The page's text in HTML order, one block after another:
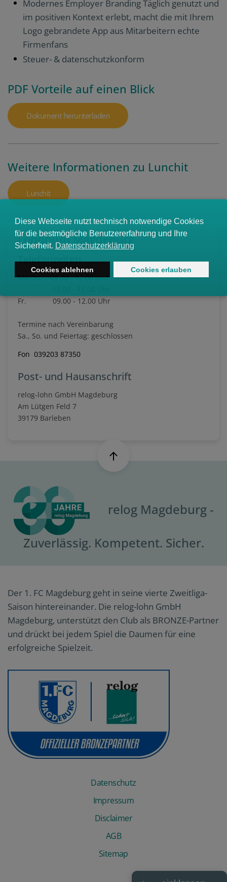
Modernes Employer Branding Täglich genutzt und
im positiven Kontext erlebt, macht die mit Ihrem
Logo gebrandete App aus Mitarbeitern echte
Firmenfans
Steuer- & datenschutzkonform
PDF Vorteile auf einen Blick
Dokument herunterladen
Weitere Informationen zu Lunchit
Lunchit
Lohnbüro Magdeburg
Telefonzeiten
Mo-Do. 09.00 - 12.00 und
Fr. 09.00 - 12.00 Uhr
Termine nach Vereinbarung
Sa., So. und Feiertag: geschlossen
Fon 039203 87350
Post- und Hausanschrift
relog-lohn GmbH Magdeburg
Am Lütgen Feld 7
39179 Barleben
relog Magdeburg -
Zuverlässig. Kompetent. Sicher.
Der 1. FC Magdeburg geht in seine vierte Zweitliga-
Saison hintereinander. Die relog-lohn GmbH
Magdeburg, unterstützt den Club als BRONZE-Partner
und drückt bei jedem Spiel die Daumen für eine
erfolgreiche Spielzeit.
Datenschutz
Impressum
Disclaimer
AGB
Sitemap